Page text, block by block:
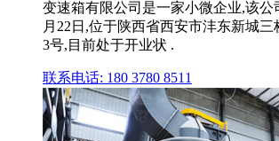
变速箱有限公司是一家小微企业,该公
月22日,位于陕西省西安市沣东新城
3号,目前处于开业状 .
联系电话: 180 3780 8511